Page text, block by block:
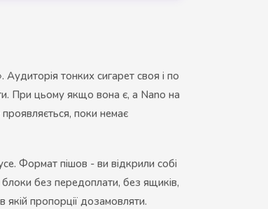
тонких сигарет своя і по
При цьому якщо вона є, а Nano на
поки немає
Формат пішов - ви відкрили собі
блоки без передоплати, без ящиків,
пропорції дозамовляти.